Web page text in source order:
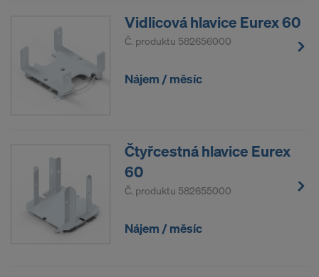
Vidlicová hlavice Eurex 60
Č. produktu 582656000
Nájem / měsíc
Čtyřcestná hlavice Eurex
60
Č. produktu 582655000
Nájem / měsíc